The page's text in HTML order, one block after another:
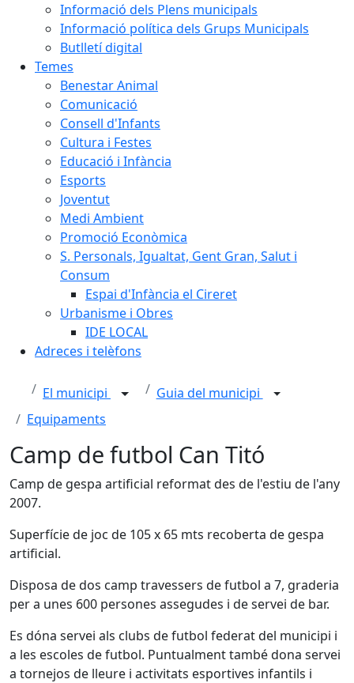
Informació dels Plens municipals
Informació política dels Grups Municipals
Butlletí digital
Temes
Benestar Animal
Comunicació
Consell d'Infants
Cultura i Festes
Educació i Infància
Esports
Joventut
Medi Ambient
Promoció Econòmica
S. Personals, Igualtat, Gent Gran, Salut i
Consum
Espai d'Infància el Cireret
Urbanisme i Obres
IDE LOCAL
Adreces i telèfons
El municipi
Guia del municipi
Equipaments
Camp de futbol Can Titó
Camp de gespa artificial reformat des de l'estiu de l'any
2007.
Superfície de joc de 105 x 65 mts recoberta de gespa
artificial.
Disposa de dos camp travessers de futbol a 7, graderia
per a unes 600 persones assegudes i de servei de bar.
Es dóna servei als clubs de futbol federat del municipi i
a les escoles de futbol. Puntualment també dona servei
a tornejos de lleure i activitats esportives infantils i